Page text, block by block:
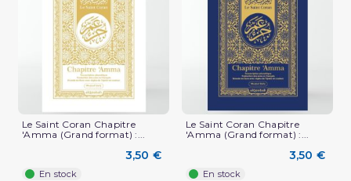
(5 avis)
Le Saint Coran Chapitre
'Amma (Grand format) :...
3,50 €
En stock
Le Saint Coran Chapitre
'Amma (Grand format) :...
3,50 €
En stock